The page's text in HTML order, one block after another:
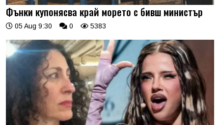
Фънки купонясва край морето с бивш министър
05 Aug 9:30 0 5383